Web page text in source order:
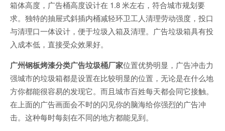
箱体高度，广告桶高度设计在 1.8 米左右，符合城市规划要
求。独特的抽屉式斜插内桶减轻环卫工人清理劳动强度，投口
与清理口一体设计，便于垃圾入箱及清理。广告垃圾箱具有投
入成本低，直接受众效果好。
广州钢板烤漆分类广告垃圾桶厂家位置优势明显，广告冲击力
强城市的垃圾箱都是设置在比较明显的位置，无论是在什么地
方你都能很容易的发现它。而且城市百姓每天都会同它接触。
在上面的广告画面会不时的闪见你的脑海给你强烈的广告冲
击。这种每时每刻在不同的地方都能见到。